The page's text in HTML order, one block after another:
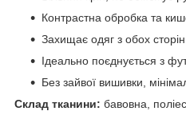
Контрастна обробка та
Захищає одяг з обох сторін
Ідеально поєднується з
Без зайвої вишивки,
Склад тканини: бавовна,